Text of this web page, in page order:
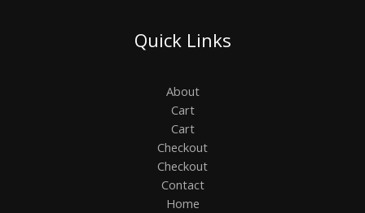
Quick Links
About
Cart
Cart
Checkout
Checkout
Contact
Home